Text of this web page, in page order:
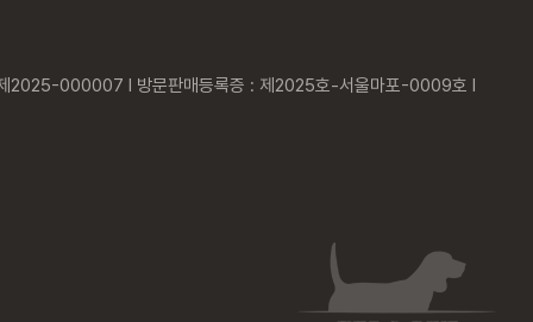
2025-000007 l 방문판매등록증 : 제2025호-서울마포-0009호 l